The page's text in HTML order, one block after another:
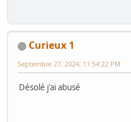
Curieux 1
Septembre 27, 2024, 11:54:22 PM
Désolé j'ai abusé